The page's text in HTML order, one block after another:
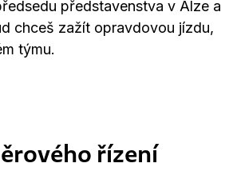
představenstva v Alze a
chceš zažít opravdovou jízdu,
týmu.
řízení